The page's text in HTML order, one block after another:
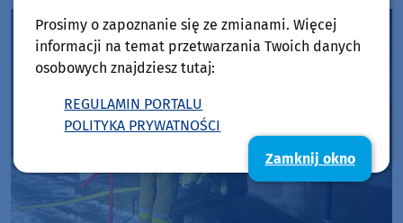
Prosimy o zapoznanie się ze zmianami. Więcej
informacji na temat przetwarzania Twoich danych
osobowych znajdziesz tutaj:
REGULAMIN PORTALU
POLITYKA PRYWATNOŚCI
Zamknij okno